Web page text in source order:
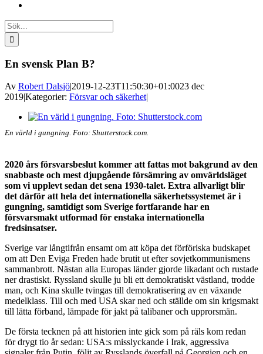
Sök
efter:
En svensk Plan B?
Av Robert Dalsjö|2019-12-23T11:50:30+01:0023 dec
2019|Kategorier: Försvar och säkerhet|
Visa
bild
En värld i gungning. Foto: Shutterstock.com.
2020 års försvarsbeslut kommer att fattas mot bakgrund av den
snabbaste och mest djupgående försämring av omvärldsläget
som vi upplevt sedan det sena 1930-talet. Extra allvarligt blir
det därför att hela det internationella säkerhetssystemet är i
gungning, samtidigt som Sverige fortfarande har en
försvarsmakt utformad för enstaka internationella
fredsinsatser.
Sverige var långtifrån ensamt om att köpa det förföriska budskapet
om att Den Eviga Freden hade brutit ut efter sovjetkommunismens
sammanbrott. Nästan alla Europas länder gjorde likadant och rustade
ner drastiskt. Ryssland skulle ju bli ett demokratiskt västland, trodde
man, och Kina skulle tvingas till demokratisering av en växande
medelklass. Till och med USA skar ned och ställde om sin krigsmakt
till lätta förband, lämpade för jakt på talibaner och upprorsmän.
De första tecknen på att historien inte gick som på räls kom redan
för drygt tio år sedan: USA:s misslyckande i Irak, aggressiva